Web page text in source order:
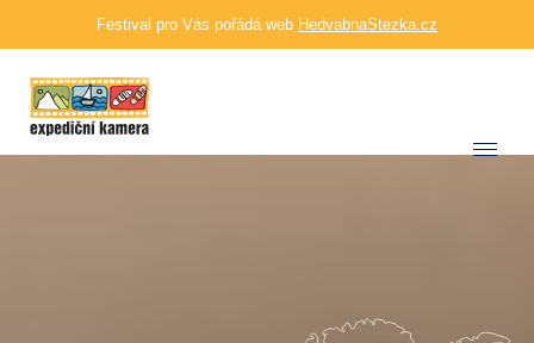
Festival pro Vás pořádá web HedvabnaStezka.cz